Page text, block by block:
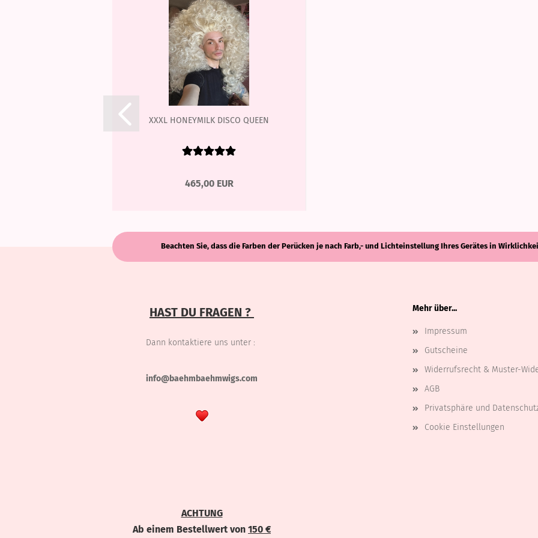
XXXL HONEYMILK DISCO QUEEN
465,00 EUR
Beachten Sie, dass die Farben der Perücken je nach Farb,- und Lichteinstellung Ihres Gerätes in
HAST DU FRAGEN ?
Dann kontaktiere uns unter :
info@baehmbaehmwigs.com
Mehr über...
Impressum
Gutscheine
Widerrufsrecht & Muster-
AGB
Privatsphäre und
Cookie Einstellungen
ACHTUNG
Ab einem Bestellwert von 150 €